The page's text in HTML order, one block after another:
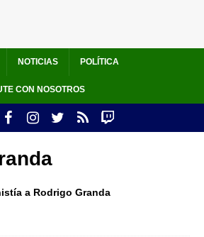
NOTICIAS POLÍTICA
CON NOSOTROS
a Rodrigo Granda